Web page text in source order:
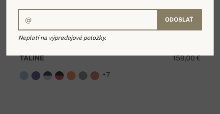
159,00 €
TALINE
+7
ODOSLAŤ
Neplatí na výpredajové položky.